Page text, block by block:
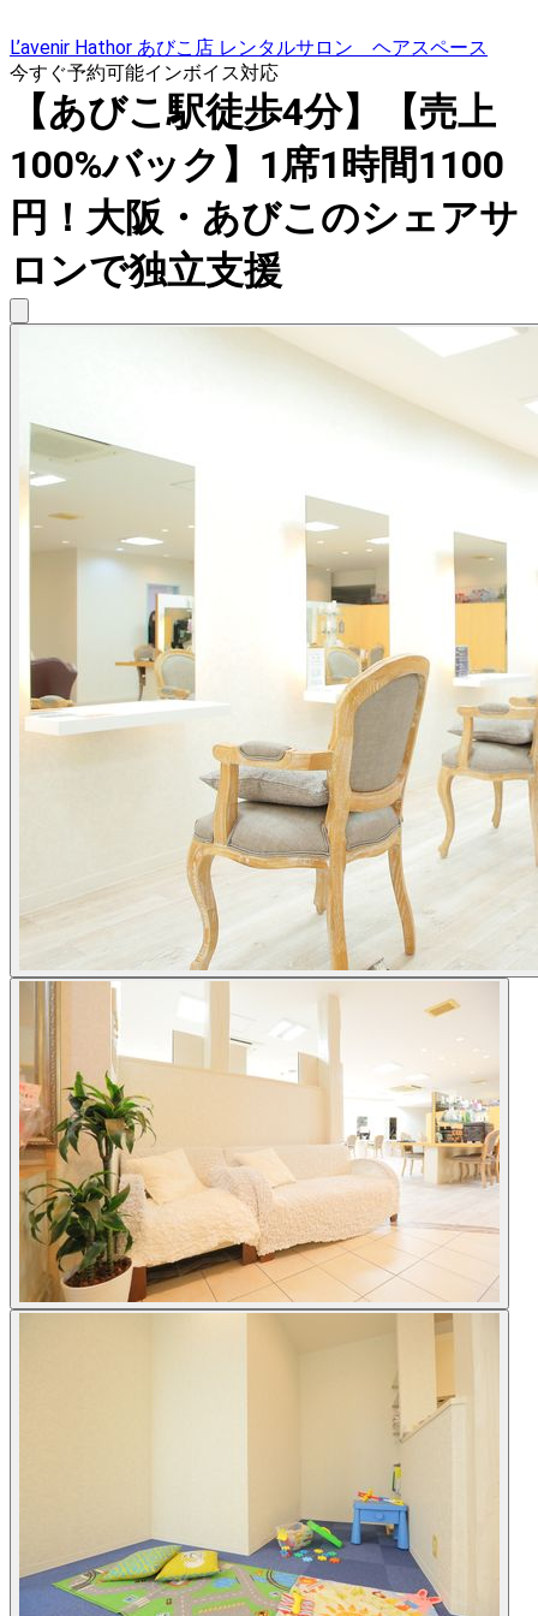
L’avenir Hathor あびこ店 レンタルサロン ヘアスペース
今すぐ予約可能インボイス対応
【あびこ駅徒歩4分】【売上
100%バック】1席1時間1100
円！大阪・あびこのシェアサ
ロンで独立支援​